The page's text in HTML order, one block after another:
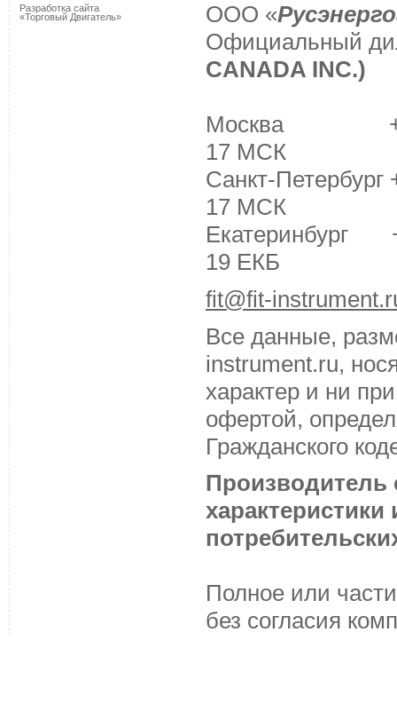
Разработка сайта
«Торговый Двигатель»
ООО «
Официальный
CANADA INC.)
Москва +7
17 МСК
Санкт-
17 МСК
Екатеринбург
19 ЕКБ
fit@fit-
Все данные,
instrument.ru,
характер и ни
офертой,
Гражданского
Производитель
Полное или
без согласия